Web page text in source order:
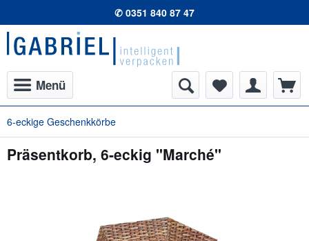
✆ 0351 840 87 47
Menü
6-eckige Geschenkkörbe
Präsentkorb, 6-eckig "Marché"